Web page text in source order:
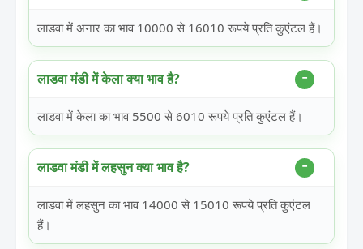
लाडवा में अनार का भाव 10000 से 16010 रूपये प्रति कुएंटल हैं।
लाडवा मंडी में केला क्या भाव है?
लाडवा में केला का भाव 5500 से 6010 रूपये प्रति कुएंटल हैं।
लाडवा मंडी में लहसुन क्या भाव है?
लाडवा में लहसुन का भाव 14000 से 15010 रूपये प्रति कुएंटल
हैं।